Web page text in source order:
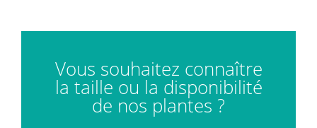
Vous souhaitez connaître
la taille ou la disponibilité
de nos plantes ?